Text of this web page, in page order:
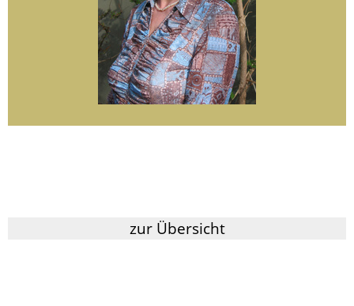
zur Übersicht